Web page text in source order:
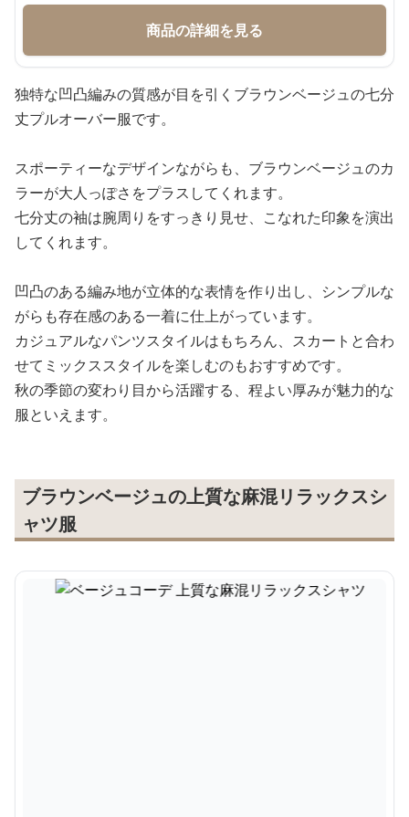
商品の詳細を見る
独特な凹凸編みの質感が目を引くブラウンベージュの七分
丈プルオーバー服です。
スポーティーなデザインながらも、ブラウンベージュのカ
ラーが大人っぽさをプラスしてくれます。
七分丈の袖は腕周りをすっきり見せ、こなれた印象を演出
してくれます。
凹凸のある編み地が立体的な表情を作り出し、シンプルな
がらも存在感のある一着に仕上がっています。
カジュアルなパンツスタイルはもちろん、スカートと合わ
せてミックススタイルを楽しむのもおすすめです。
秋の季節の変わり目から活躍する、程よい厚みが魅力的な
服といえます。
ブラウンベージュの上質な麻混リラックスシ
ャツ服